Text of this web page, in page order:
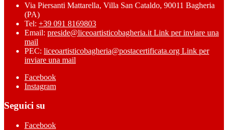
Via Piersanti Mattarella, Villa San Cataldo, 90011 Bagheria
(PA)
Tel: +39 091 8169803
Email: preside@liceoartisticobagheria.it Link per inviare una
mail
PEC: liceoartisticobagheria@postacertificata.org Link per
inviare una mail
Facebook
Instagram
Seguici su
Facebook